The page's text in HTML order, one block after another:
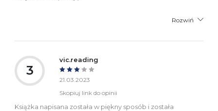
Rozwiń
3
vic.reading
21.03.2023
Skopiuj link do opinii
Książka napisana została w piękny sposób i została